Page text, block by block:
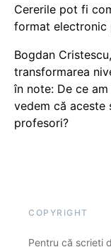
Cererile pot fi
format electronic
Bogdan
transformarea
în note: De ce
vedem că aceste
profesori?
COPYRIGHT
Pentru că scrieți